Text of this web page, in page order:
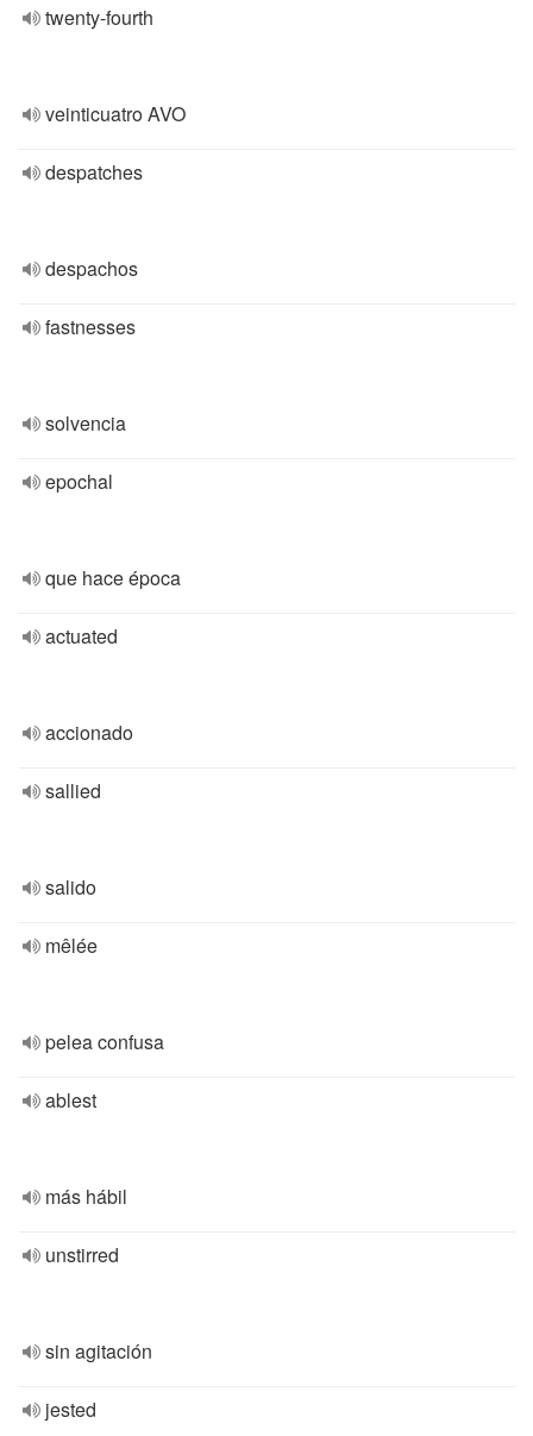
twenty-fourth
veinticuatro AVO
despatches
despachos
fastnesses
solvencia
epochal
que hace época
actuated
accionado
sallied
salido
mêlée
pelea confusa
ablest
más hábil
unstirred
sin agitación
jested